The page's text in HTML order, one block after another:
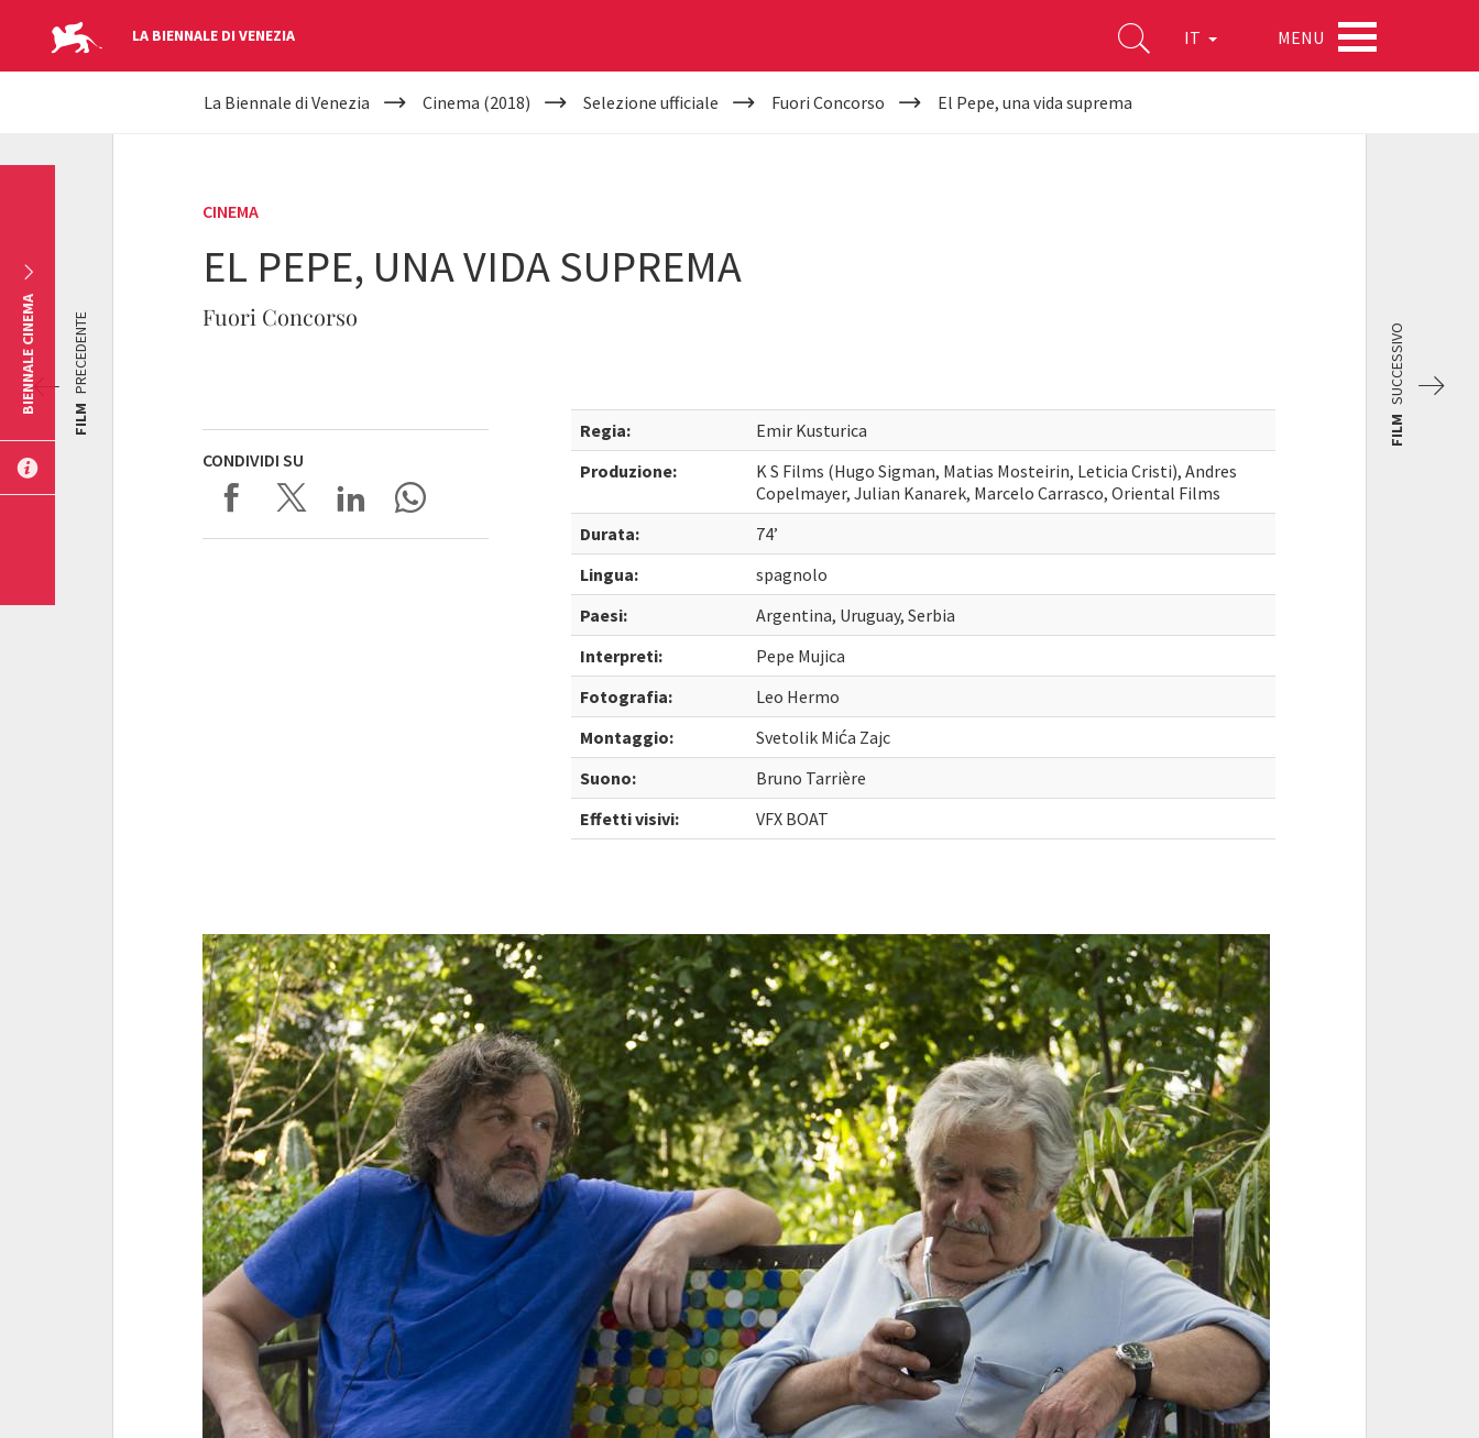
LA BIENNALE DI VENEZIA IT MENU
YOUR
La Biennale di Venezia Cinema (2018) Selezione ufficiale Fuori Concorso El Pepe, una vida suprema
CINEMA
EL PEPE, UNA VIDA SUPREMA
Fuori Concorso
CONDIVIDI SU
Regia:
Emir Kusturica
Produzione:
K S Films (Hugo Sigman, Matias Mosteirin, Leticia Cristi), Andres
Copelmayer, Julian Kanarek, Marcelo Carrasco, Oriental Films
Durata:
74’
Lingua:
spagnolo
Paesi:
Argentina, Uruguay, Serbia
Interpreti:
Pepe Mujica
Fotografia:
Leo Hermo
Montaggio:
Svetolik Mića Zajc
Suono:
Bruno Tarrière
Effetti visivi:
VFX BOAT
FILM
SUCCESSIVO
FILM
PRECEDENTE
BIENNALE CINEMA